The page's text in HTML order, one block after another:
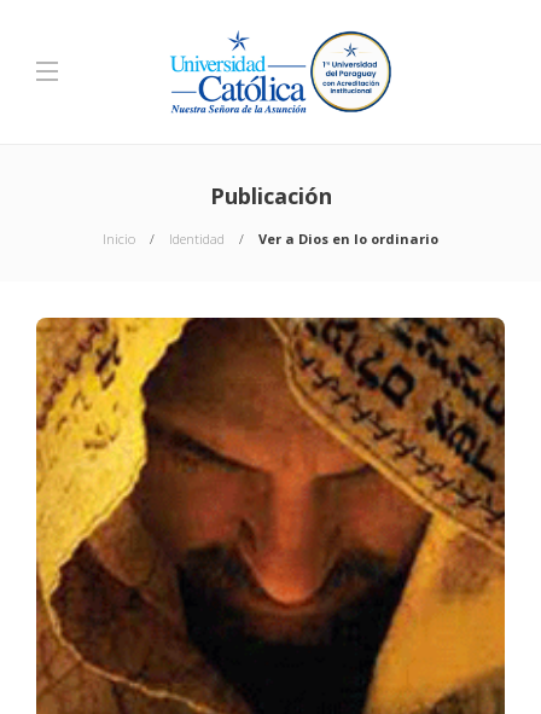
Publicación
Inicio Identidad Ver a Dios en lo ordinario